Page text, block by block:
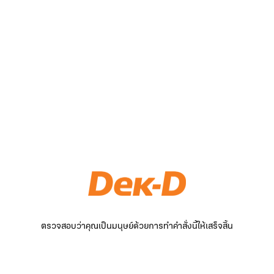
ตรวจสอบว่าคุณเป็นมนุษย์ด้วยการทำคำสั่งนี้ให้เสร็จสิ้น